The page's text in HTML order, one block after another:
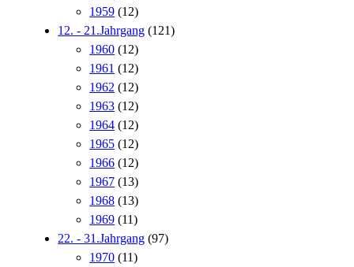
1959 (12)
12. - 21.Jahrgang (121)
1960 (12)
1961 (12)
1962 (12)
1963 (12)
1964 (12)
1965 (12)
1966 (12)
1967 (13)
1968 (13)
1969 (11)
22. - 31.Jahrgang (97)
1970 (11)